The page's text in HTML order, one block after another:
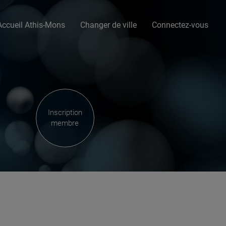
Athis-Mons Changer de ville Connectez-vous
Inscription
membre